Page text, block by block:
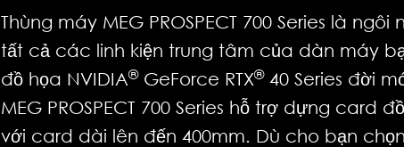
Thùng máy MEG PROSPECT 700 Series là
tất cả các linh kiện trung tâm của dàn máy
đồ họa NVIDIA®GeForce RTX®40 Series đời
MEG PROSPECT 700 Series hỗ trợ dựng card
với card dài lên đến 400mm. Dù cho bạn